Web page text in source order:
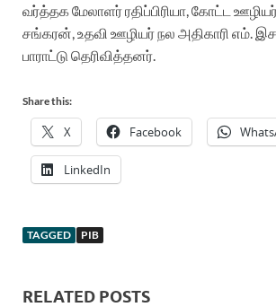
வர்த்தக மேலாளர் ரதிப்பிரியா, கோட்ட ஊழியர்
சங்கரன், உதவி ஊழியர் நல அதிகாரி எம்.
பாராட்டு தெரிவித்தனர்.
Share this:
X Facebook
LinkedIn
TAGGED PIB
RELATED POSTS